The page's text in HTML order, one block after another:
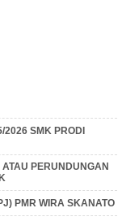
SMK PRODI
PERUNDUNGAN
PMR WIRA SKANATO